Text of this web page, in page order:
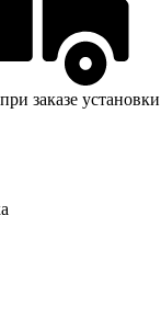
заказе установки